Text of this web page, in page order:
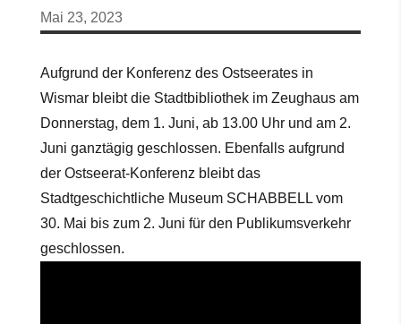
Mai 23, 2023
Aufgrund der Konferenz des Ostseerates in
Wismar bleibt die Stadtbibliothek im Zeughaus am
Donnerstag, dem 1. Juni, ab 13.00 Uhr und am 2.
Juni ganztägig geschlossen. Ebenfalls aufgrund
der Ostseerat-Konferenz bleibt das
Stadtgeschichtliche Museum SCHABBELL vom
30. Mai bis zum 2. Juni für den Publikumsverkehr
geschlossen.